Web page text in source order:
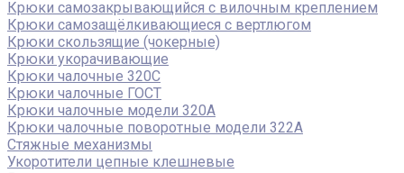
Крюки самозакрывающийся с вилочным креплением
Крюки самозащёлкивающиеся с вертлюгом
Крюки скользящие (чокерные)
Крюки укорачивающие
Крюки чалочные 320C
Крюки чалочные ГОСТ
Крюки чалочные модели 320А
Крюки чалочные поворотные модели 322А
Стяжные механизмы
Укоротители цепные клешневые